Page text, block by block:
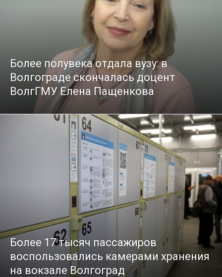
Более полувека отдала вузу: в
Волгограде скончалась доцент
ВолгГМУ Елена Пащенкова
Более 17 тысяч пассажиров
воспользовались камерами хранения
на вокзале Волгоград